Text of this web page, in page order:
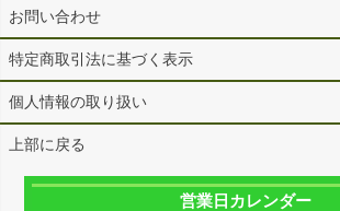
お問い合わせ
特定商取引法に基づく表示
個人情報の取り扱い
上部に戻る
営業日カレンダー